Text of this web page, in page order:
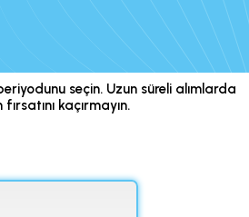
seçin. Uzun süreli alımlarda
kaçırmayın.